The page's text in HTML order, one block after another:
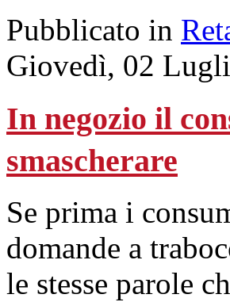
Pubblicato in
Giovedì, 02
In negozio il
smascherare
Se prima i
domande a
le stesse parole